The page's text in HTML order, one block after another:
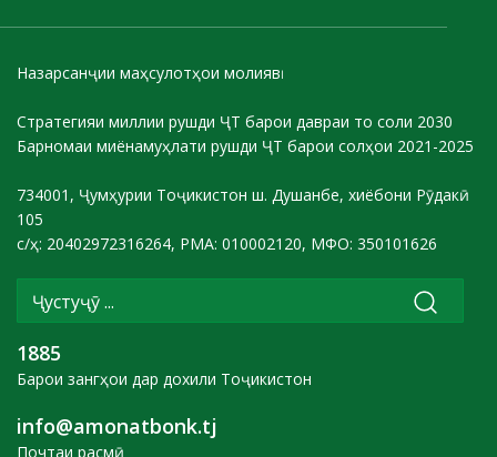
Назарсанҷии маҳсулотҳои молиявӣ
Стратегияи миллии рушди ҶТ барои давраи то соли 2030
Барномаи миёнамуҳлати рушди ҶТ барои солҳои 2021-2025
734001, Ҷумҳурии Тоҷикистон ш. Душанбе, хиёбони Рӯдакӣ
105
с/ҳ: 20402972316264, РМА: 010002120, МФО: 350101626
1885
Барои зангҳои дар дохили Тоҷикистон
info@amonatbonk.tj
Почтаи расмӣ